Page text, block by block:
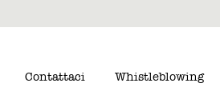
Contattaci Whistleblowing